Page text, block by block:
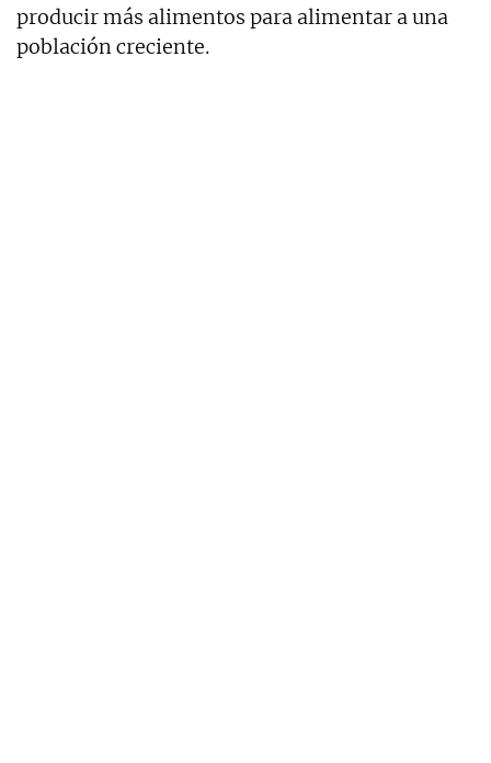
producir más alimentos para alimentar a una
población creciente.